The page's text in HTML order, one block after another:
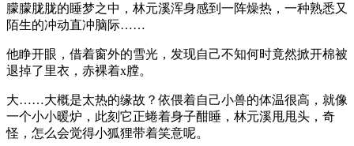
朦朦胧胧的睡梦之中，林元溪浑身感到一阵燥热，一种熟悉又
陌生的冲动直冲脑际……
他睁开眼，借着窗外的雪光，发现自己不知何时竟然掀开棉被
退掉了里衣，赤裸着x膛。
大……大概是太热的缘故？依偎着自己小兽的体温很高，就像
一个小小暖炉，此刻它正蜷着身子酣睡，林元溪甩甩头，奇
怪，怎么会觉得小狐狸带着笑意呢。